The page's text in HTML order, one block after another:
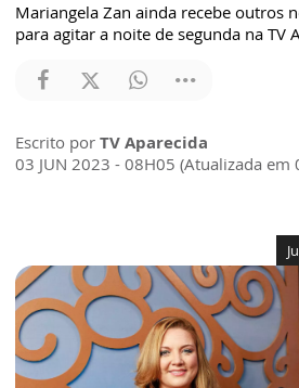
Mariangela Zan ainda recebe outros
para agitar a noite de segunda na TV
Escrito por TV Aparecida
03 JUN 2023 - 08H05 (Atualizada em